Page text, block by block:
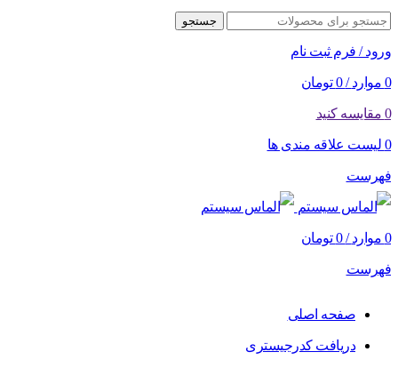
جستجو
ورود / فرم ثبت نام
0 موارد /
0 تومان
0 مقایسه کنید
0 لیست علاقه مندی ها
فهرست
0 موارد /
0 تومان
فهرست
صفحه اصلی
دریافت کدرجیستری